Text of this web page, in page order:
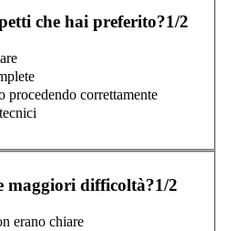
che hai preferito?1/2
procedendo correttamente
maggiori difficoltà?1/2
erano chiare